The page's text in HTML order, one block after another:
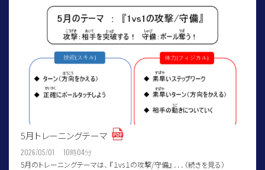
5月トレーニングテーマ
2026/05/01 10時04分
5月のトレーニングテーマは、 『１vs１の攻撃/守備』 ．．．（続きを見る）